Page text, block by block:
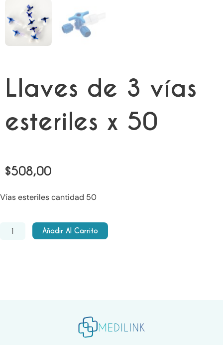
Llaves de 3 vías
esteriles x 50
$508,00
Vías esteriles cantidad 50
Llaves
Añadir Al Carrito